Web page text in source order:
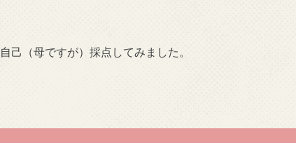
己（母ですが）採点してみました。